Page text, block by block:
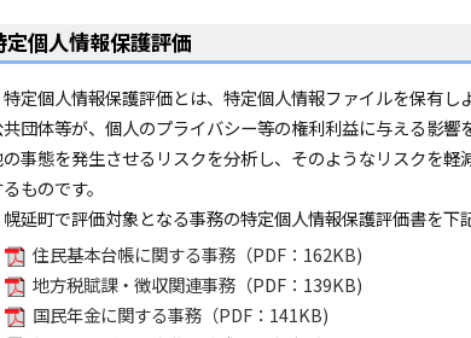
定個人情報保護評価
特定個人情報保護評価とは、特定個人情報ファイルを保有し
共団体等が、個人のプライバシー等の権利利益に与える影
事態を発生させるリスクを分析し、そのようなリスクを
ものです。
幌延町で評価対象となる事務の特定個人情報保護評価書を下
住民基本台帳に関する事務（PDF：162KB)
地方税賦課・徴収関連事務（PDF：139KB)
国民年金に関する事務（PDF：141KB)